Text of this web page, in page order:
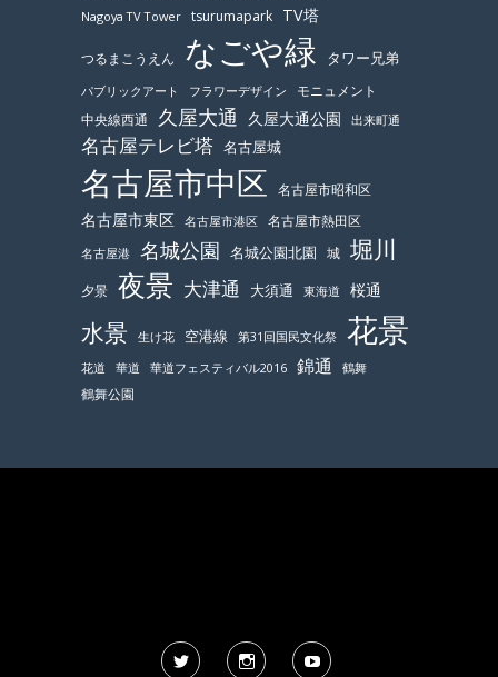
Nagoya TV Tower tsurumapark TV塔
つるまこうえん なごや緑 タワー兄弟
パブリックアート フラワーデザイン
モニュメント
中央線西通
久屋大通 久屋大通公園 出来町通
名古屋テレビ塔 名古屋城
名古屋市中区 名古屋市昭和区
名古屋市東区 名古屋市港区 名古屋市熱田区
名古屋港 名城公園 名城公園北園 城 堀川
夕景 夜景 大津通 大須通 東海道 桜通
水景 生け花 空港線 第31回国民文化祭 花景
花道 華道 華道フェスティバル2016 錦通 鶴舞
鶴舞公園